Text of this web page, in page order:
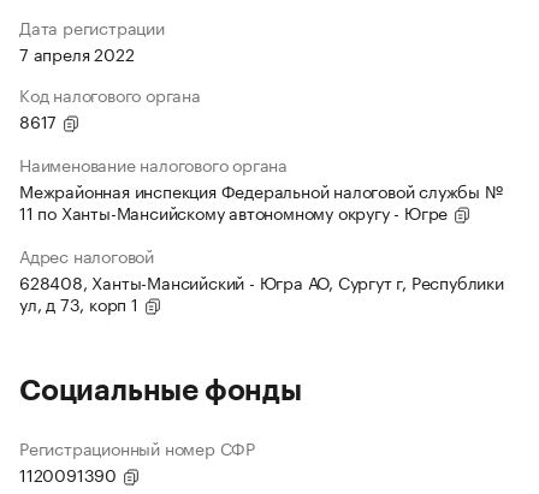
Дата регистрации
7 апреля 2022
Код налогового органа
8617
Наименование налогового органа
Межрайонная инспекция Федеральной налоговой службы №
11 по Ханты-Мансийскому автономному округу - Югре
Адрес налоговой
628408, Ханты-Мансийский - Югра АО, Сургут г, Республики
ул, д 73, корп 1
Социальные фонды
Регистрационный номер СФР
1120091390